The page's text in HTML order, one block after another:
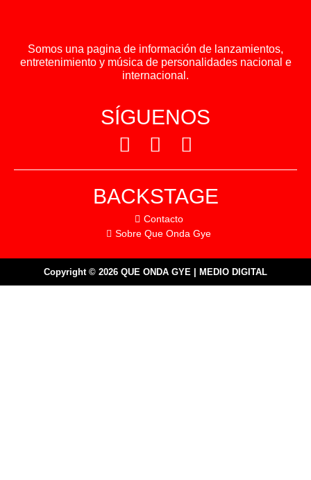
Somos una pagina de información de lanzamientos,
entretenimiento y música de personalidades nacional e
internacional.
SÍGUENOS
BACKSTAGE
Contacto
Sobre Que Onda Gye
Copyright © 2026 QUE ONDA GYE | MEDIO DIGITAL